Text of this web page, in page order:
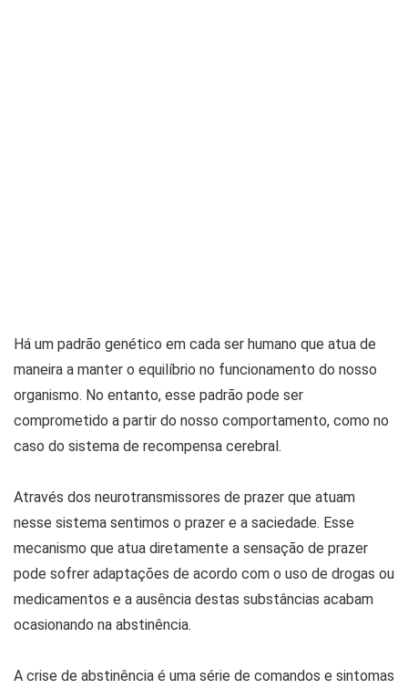
Há um padrão genético em cada ser humano que atua de
maneira a manter o equilíbrio no funcionamento do nosso
organismo. No entanto, esse padrão pode ser
comprometido a partir do nosso comportamento, como no
caso do sistema de recompensa cerebral.
Através dos neurotransmissores de prazer que atuam
nesse sistema sentimos o prazer e a saciedade. Esse
mecanismo que atua diretamente a sensação de prazer
pode sofrer adaptações de acordo com o uso de drogas ou
medicamentos e a ausência destas substâncias acabam
ocasionando na abstinência.
A crise de abstinência é uma série de comandos e sintomas